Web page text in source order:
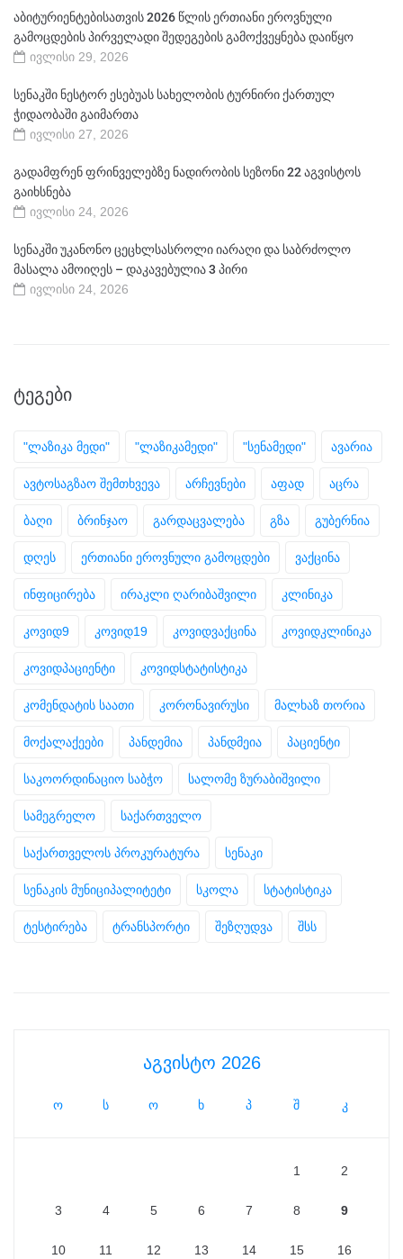
აბიტურიენტებისათვის 2026 წლის ერთიანი ეროვნული
გამოცდების პირველადი შედეგების გამოქვეყნება დაიწყო
ივლისი 29, 2026
სენაკში ნესტორ ესებუას სახელობის ტურნირი ქართულ
ჭიდაობაში გაიმართა
ივლისი 27, 2026
გადამფრენ ფრინველებზე ნადირობის სეზონი 22 აგვისტოს
გაიხსნება
ივლისი 24, 2026
სენაკში უკანონო ცეცხლსასროლი იარაღი და საბრძოლო
მასალა ამოიღეს – დაკავებულია 3 პირი
ივლისი 24, 2026
ᲢᲔᲒᲔᲑᲘ
"ლაზიკა მედი" "ლაზიკამედი" "სენამედი" ავარია
ავტოსაგზაო შემთხვევა არჩევნები აფად აცრა
ბაღი ბრინჯაო გარდაცვალება გზა გუბერნია
დღეს ერთიანი ეროვნული გამოცდები ვაქცინა
ინფიცირება ირაკლი ღარიბაშვილი კლინიკა
კოვიდ9 კოვიდ19 კოვიდვაქცინა კოვიდკლინიკა
კოვიდპაციენტი კოვიდსტატისტიკა
კომენდატის საათი კორონავირუსი მალხაზ თორია
მოქალაქეები პანდემია პანდმეია პაციენტი
საკოორდინაციო საბჭო სალომე ზურაბიშვილი
სამეგრელო საქართველო
საქართველოს პროკურატურა სენაკი
სენაკის მუნიციპალიტეტი სკოლა სტატისტიკა
ტესტირება ტრანსპორტი შეზღუდვა შსს
აგვისტო 2026
ო ს ო ხ პ შ კ
1 2
3 4 5 6 7 8 9
10 11 12 13 14 15 16